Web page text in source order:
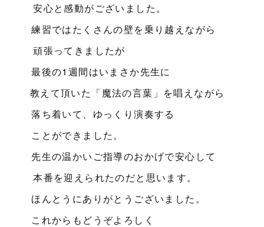
安心と感動がございました。
練習ではたくさんの壁を乗り越えながら
頑張ってきましたが
最後の1週間はいまさか先生に
教えて頂いた「魔法の言葉」を唱えながら
落ち着いて、ゆっくり演奏する
ことができました。
先生の温かいご指導のおかげで安心して
本番を迎えられたのだと思います。
ほんとうにありがとうございました。
これからもどうぞよろしく